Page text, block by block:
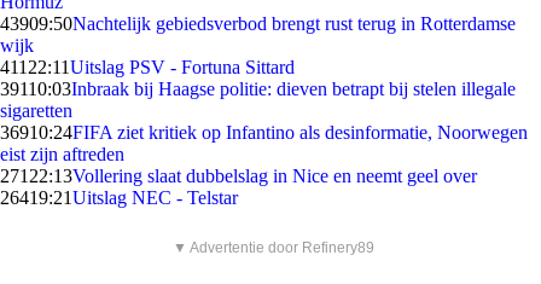
43909:50Nachtelijk gebiedsverbod brengt rust terug in Rotterdamse
wijk
411 22:11Uitslag PSV - Fortuna Sittard
39110:03Inbraak bij Haagse politie: dieven betrapt bij stelen illegale
sigaretten
36910:24FIFA ziet kritiek op Infantino als desinformatie, Noorwegen
eist zijn aftreden
271 22:13Vollering slaat dubbelslag in Nice en neemt geel over
26419:21Uitslag NEC - Telstar
▼ Advertentie door Refinery89